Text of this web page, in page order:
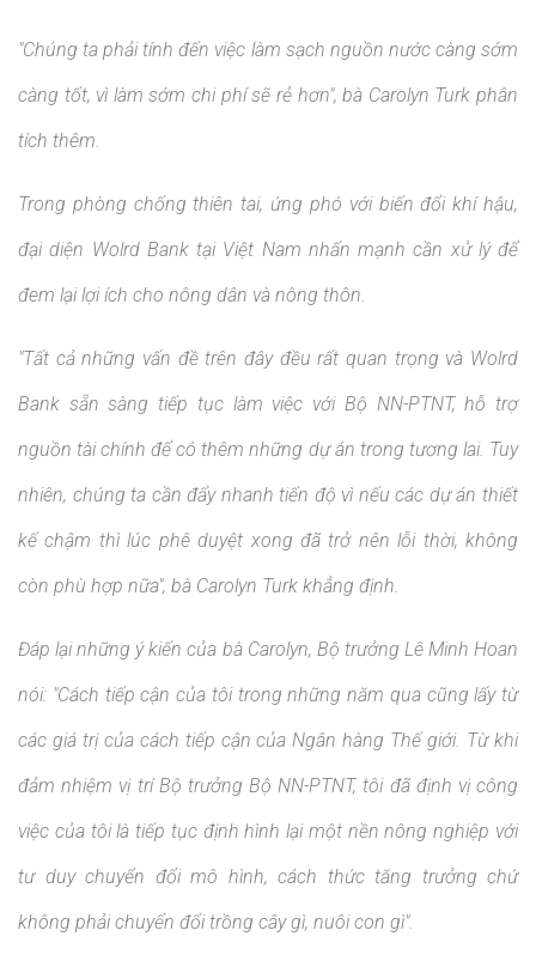
"Chúng ta phải tính đến việc làm sạch nguồn nước càng sớm
càng tốt, vì làm sớm chi phí sẽ rẻ hơn", bà Carolyn Turk phân
tích thêm.
Trong phòng chống thiên tai, ứng phó với biến đổi khí hậu,
đại diện Wolrd Bank tại Việt Nam nhấn mạnh cần xử lý để
đem lại lợi ích cho nông dân và nông thôn.
"Tất cả những vấn đề trên đây đều rất quan trọng và Wolrd
Bank sẵn sàng tiếp tục làm việc với Bộ NN-PTNT, hỗ trợ
nguồn tài chính để có thêm những dự án trong tương lai. Tuy
nhiên, chúng ta cần đẩy nhanh tiến độ vì nếu các dự án thiết
kế chậm thì lúc phê duyệt xong đã trở nên lỗi thời, không
còn phù hợp nữa", bà Carolyn Turk khẳng định.
Đáp lại những ý kiến của bà Carolyn, Bộ trưởng Lê Minh Hoan
nói: "Cách tiếp cận của tôi trong những năm qua cũng lấy từ
các giá trị của cách tiếp cận của Ngân hàng Thế giới. Từ khi
đảm nhiệm vị trí Bộ trưởng Bộ NN-PTNT, tôi đã định vị công
việc của tôi là tiếp tục định hình lại một nền nông nghiệp với
tư duy chuyển đổi mô hình, cách thức tăng trưởng chứ
không phải chuyển đổi trồng cây gì, nuôi con gì".